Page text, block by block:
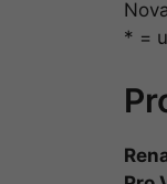
* =